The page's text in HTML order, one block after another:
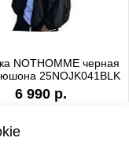
NOTHOMME черная
25NOJK041BLK
6 990 р.